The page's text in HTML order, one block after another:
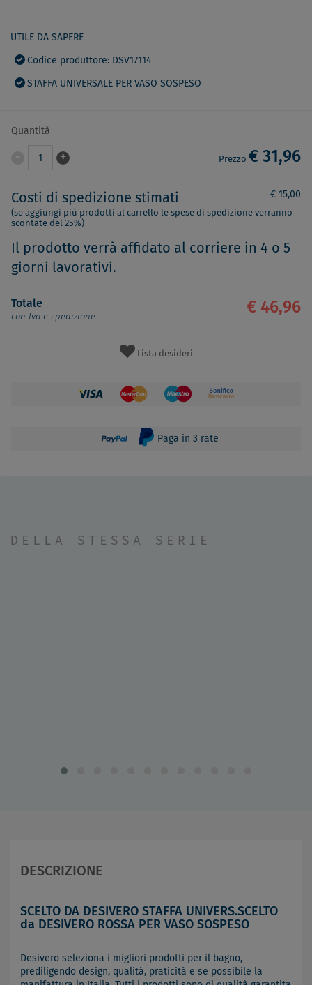
UTILE DA SAPERE
Codice produttore: DSV17114
STAFFA UNIVERSALE PER VASO SOSPESO
Quantità
1 + Prezzo € 31,96
Costi di spedizione stimati € 15,00
(se aggiungi più prodotti al carrello le spese di spedizione verranno
scontate del 25%)
Il prodotto verrà affidato al corriere in 4 o 5
giorni lavorativi.
Totale
con Iva e spedizione
€ 46,96
Lista desideri
Paga in 3 rate
DELLA STESSA SERIE
DESCRIZIONE
SCELTO DA DESIVERO STAFFA UNIVERS.SCELTO
da DESIVERO ROSSA PER VASO SOSPESO
Desivero seleziona i migliori prodotti per il bagno,
prediligendo design, qualità, praticità e se possibile la